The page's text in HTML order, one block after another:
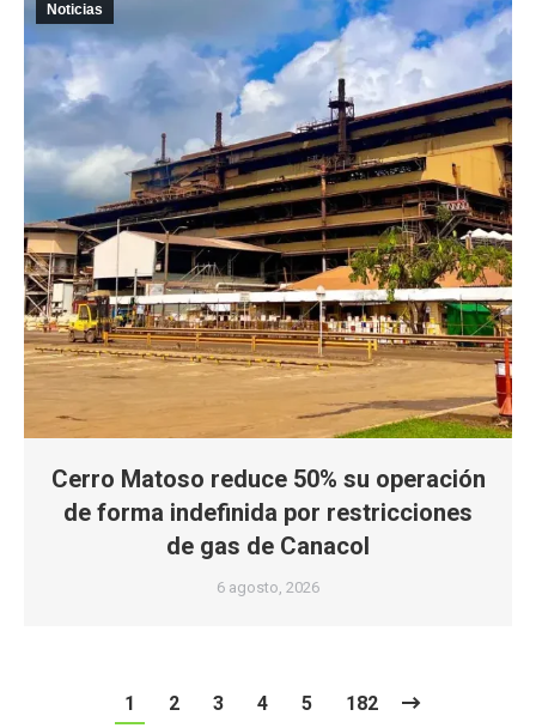
Noticias
Cerro Matoso reduce 50% su operación
de forma indefinida por restricciones
de gas de Canacol
6 agosto, 2026
1 2 3 4 5 182